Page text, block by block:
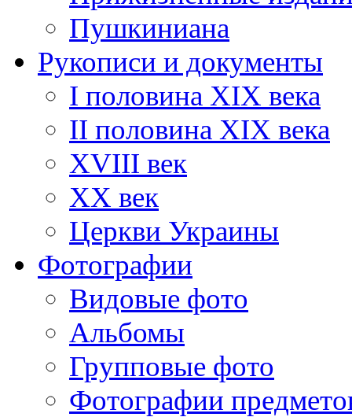
Пушкиниана
Рукописи и документы
I половина XIX века
II половина XIX века
XVIII век
ХХ век
Церкви Украины
Фотографии
Видовые фото
Альбомы
Групповые фото
Фотографии